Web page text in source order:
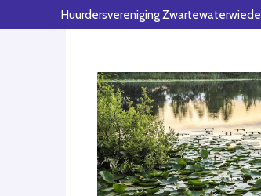
Huurdersvereniging Zwartewaterwiede